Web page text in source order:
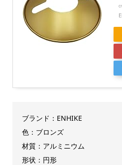
ブランド：ENHIKE
色：ブロンズ
材質：アルミニウム
形状：円形